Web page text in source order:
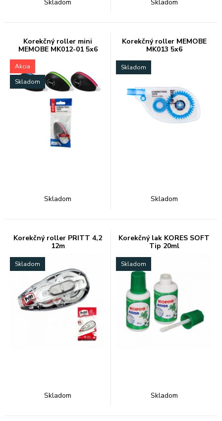
Skladom Skladom
Korekčný roller mini
MEMOBE MK012-01 5x6
Akcia
Skladom
Skladom
Korekčný roller MEMOBE
MK013 5x6
Skladom
Skladom
Korekčný roller PRITT 4,2
12m
Skladom
Skladom
Korekčný lak KORES SOFT
Tip 20ml
Skladom
Skladom